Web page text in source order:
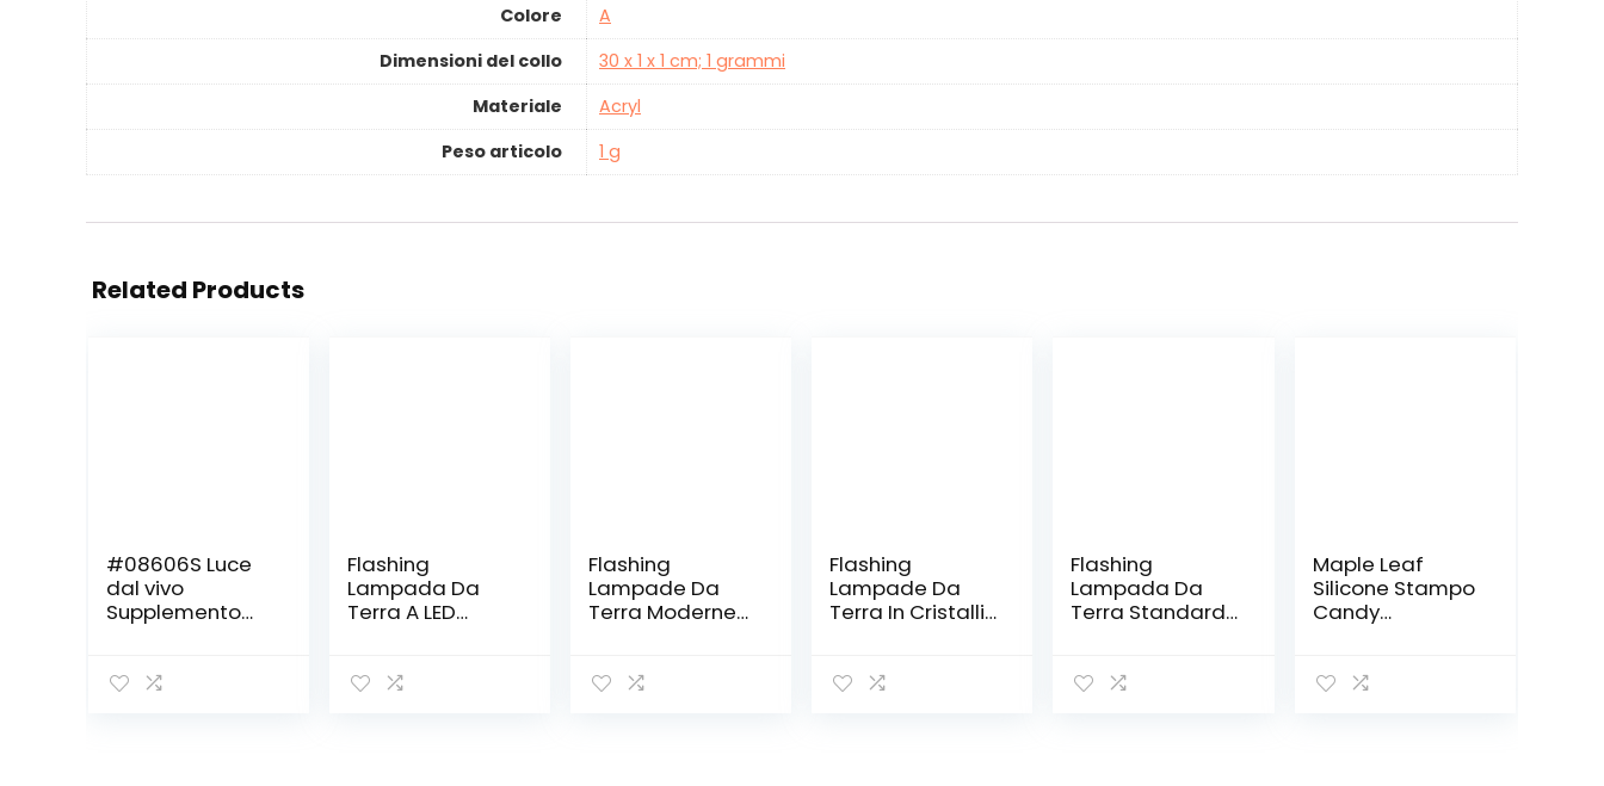
Colore
‎A
Dimensioni del collo
‎30 x 1 x 1 cm; 1 grammi
Materiale
‎Acryl
Peso articolo
‎1 g
Related Products
#08606S Luce
dal vivo
Supplemento
Stoccaggio
Flashing
Lampada Da
Terra A LED
Piume Con
Flashing
Lampade Da
Terra Moderne
Terra Di
Flashing
Lampade Da
Terra In Cristalli
Tavolo In Oro A
Flashing
Lampada Da
Terra Standard
Europa
Maple Leaf
Silicone Stampo
Candy
Torta